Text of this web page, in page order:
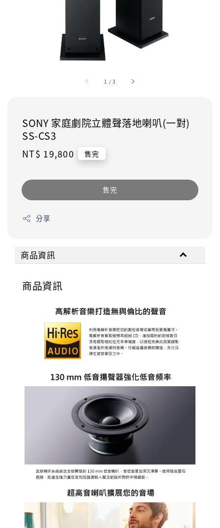
1 /3
SONY 家庭劇院立體聲落地喇叭(一對)
SS-CS3
Regular
NT$ 19,800 售完
售完
分享
商品資訊
商品資訊